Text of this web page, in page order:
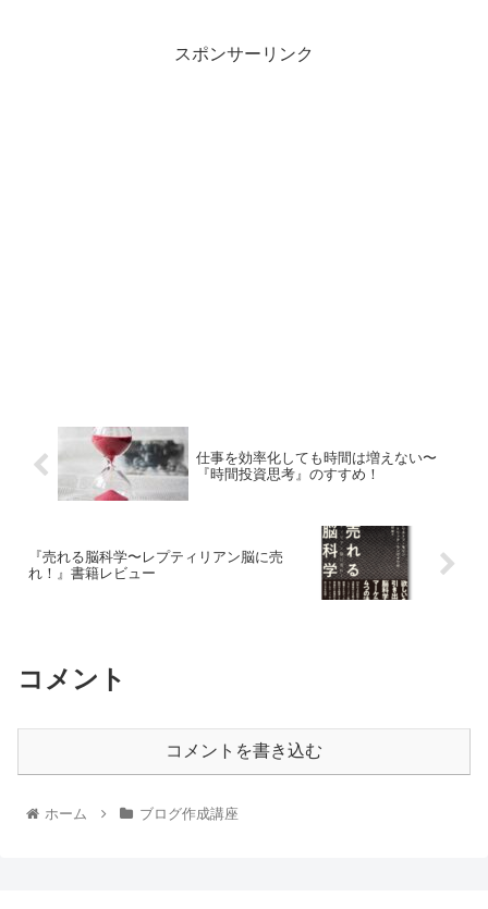
スポンサーリンク
仕事を効率化しても時間は増えない〜
『時間投資思考』のすすめ！
『売れる脳科学〜レプティリアン脳に売
れ！』書籍レビュー
コメント
コメントを書き込む
ホーム ブログ作成講座